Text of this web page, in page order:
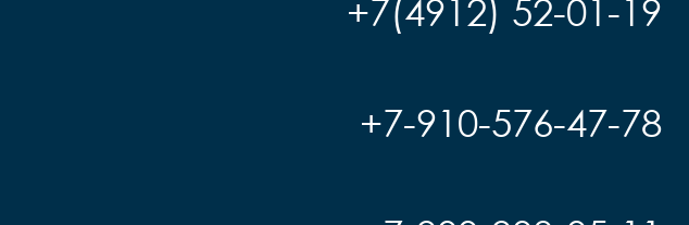
+7(4912) 52-01-19
+7-910-576-47-78